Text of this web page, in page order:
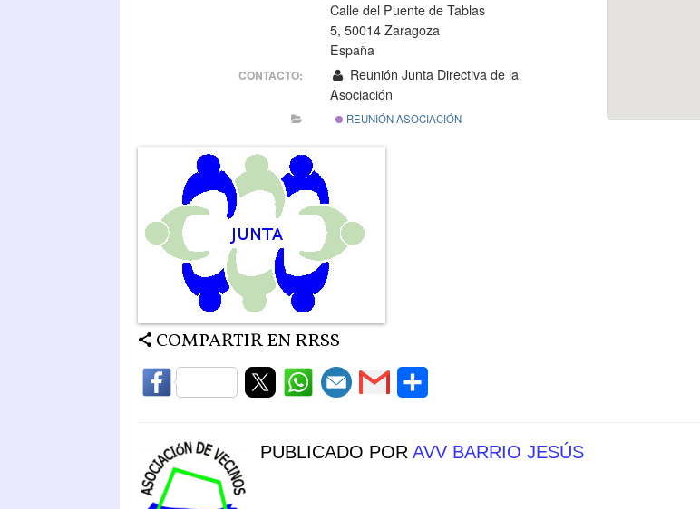
Calle del Puente de Tablas
5, 50014 Zaragoza
España
CONTACTO:
Reunión Junta Directiva de la
Asociación
REUNIÓN ASOCIACIÓN
COMPARTIR EN RRSS
PUBLICADO POR AVV BARRIO JESÚS